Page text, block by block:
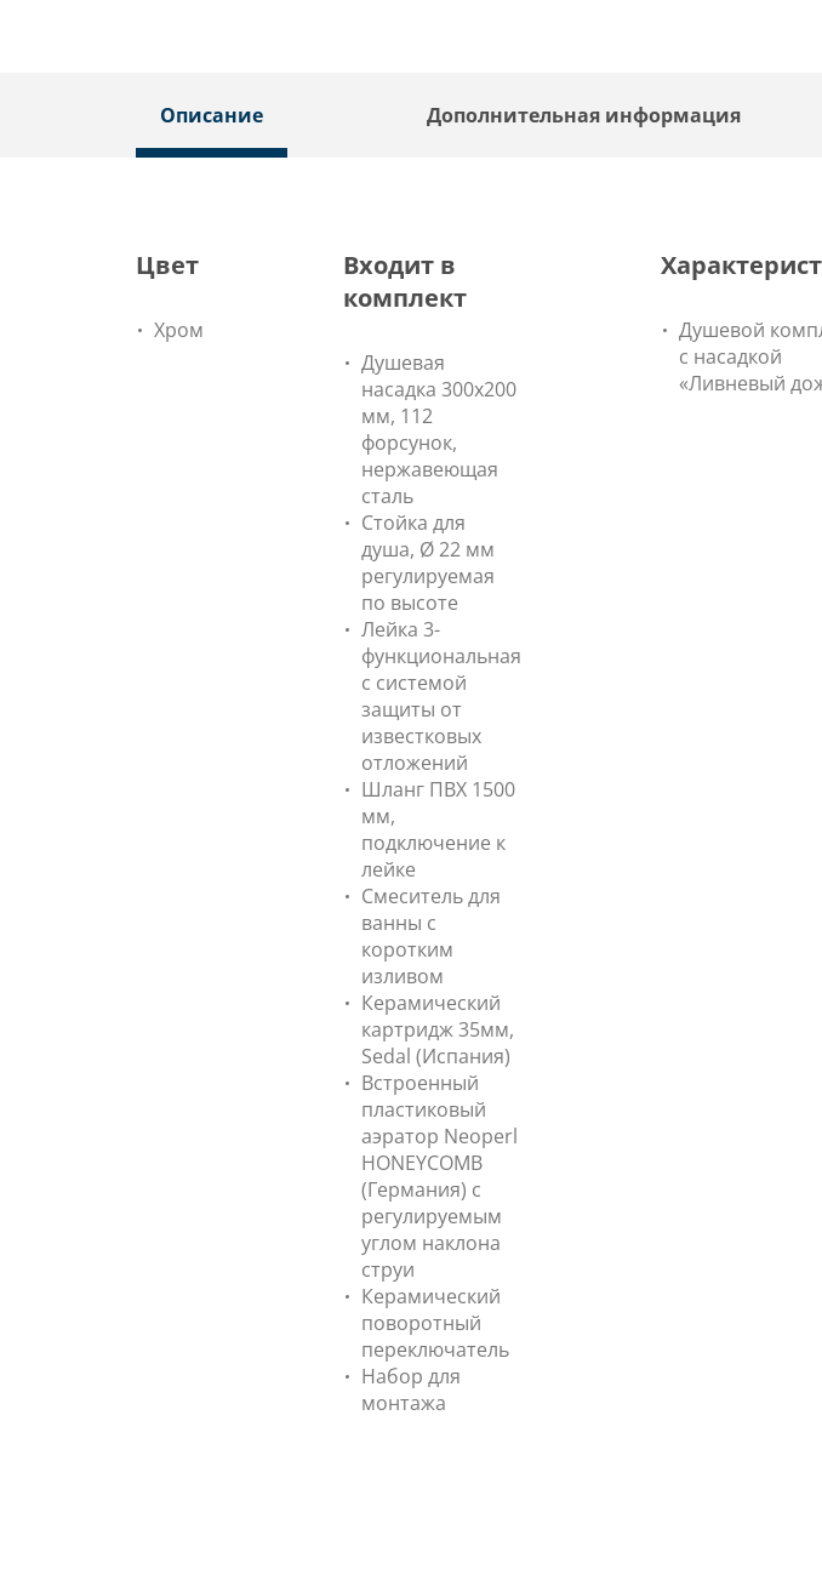
Описание Дополнительная информация
Цвет
Хром
Входит в
комплект
Душевая
насадка 300х200
мм, 112
форсунок,
нержавеющая
сталь
Стойка для
душа, Ø 22 мм
регулируемая
по высоте
Лейка 3-
функциональная
с системой
защиты от
известковых
отложений
Шланг ПВХ 1500
мм,
подключение к
лейке
Смеситель для
ванны с
коротким
изливом
Керамический
картридж 35мм,
Sedal (Испания)
Встроенный
пластиковый
аэратор Neoperl
HONEYCOMB
(Германия) с
регулируемым
углом наклона
струи
Керамический
поворотный
переключатель
Набор для
монтажа
Душевой
с насадкой
«Ливневый